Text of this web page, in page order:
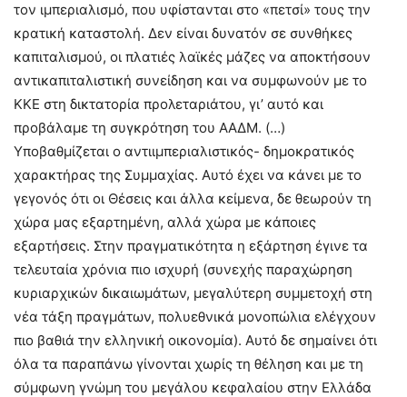
τον ιμπεριαλισμό, που υφίστανται στο «πετσί» τους την
κρατική καταστολή. Δεν είναι δυνατόν σε συνθήκες
καπιταλισμού, οι πλατιές λαϊκές μάζες να αποκτήσουν
αντικαπιταλιστική συνείδηση και να συμφωνούν με το
ΚΚΕ στη δικτατορία προλεταριάτου, γι’ αυτό και
προβάλαμε τη συγκρότηση του ΑΑΔΜ. (…)
Υποβαθμίζεται ο αντιιμπεριαλιστικός- δημοκρατικός
χαρακτήρας της Συμμαχίας. Αυτό έχει να κάνει με το
γεγονός ότι οι Θέσεις και άλλα κείμενα, δε θεωρούν τη
χώρα μας εξαρτημένη, αλλά χώρα με κάποιες
εξαρτήσεις. Στην πραγματικότητα η εξάρτηση έγινε τα
τελευταία χρόνια πιο ισχυρή (συνεχής παραχώρηση
κυριαρχικών δικαιωμάτων, μεγαλύτερη συμμετοχή στη
νέα τάξη πραγμάτων, πολυεθνικά μονοπώλια ελέγχουν
πιο βαθιά την ελληνική οικονομία). Αυτό δε σημαίνει ότι
όλα τα παραπάνω γίνονται χωρίς τη θέληση και με τη
σύμφωνη γνώμη του μεγάλου κεφαλαίου στην Ελλάδα